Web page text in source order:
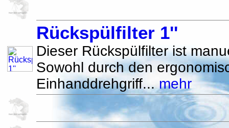
Rückspülfilter 1''
Dieser Rückspülfilter ist
Sowohl durch den
Einhanddrehgriff...mehr